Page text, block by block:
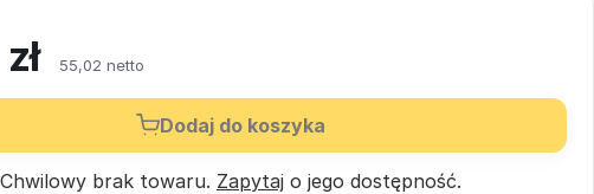
zł 55,02 netto
Dodaj do koszyka
Chwilowy brak towaru. Zapytaj o jego dostępność.